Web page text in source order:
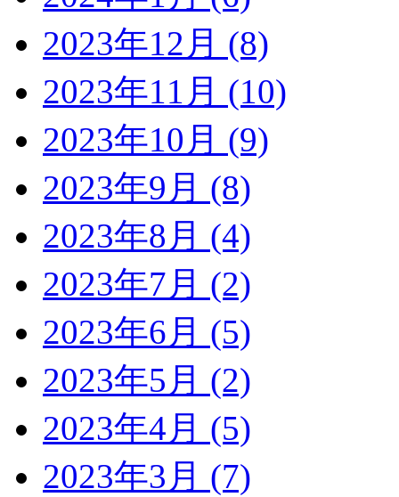
2023年12月 (8)
2023年11月 (10)
2023年10月 (9)
2023年9月 (8)
2023年8月 (4)
2023年7月 (2)
2023年6月 (5)
2023年5月 (2)
2023年4月 (5)
2023年3月 (7)